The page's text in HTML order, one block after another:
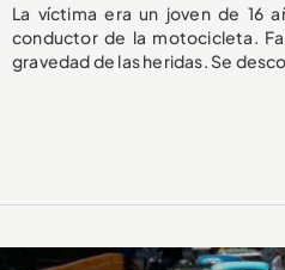
La víctima era un joven de 16
conductor de la motocicleta.
gravedad de las heridas. Se